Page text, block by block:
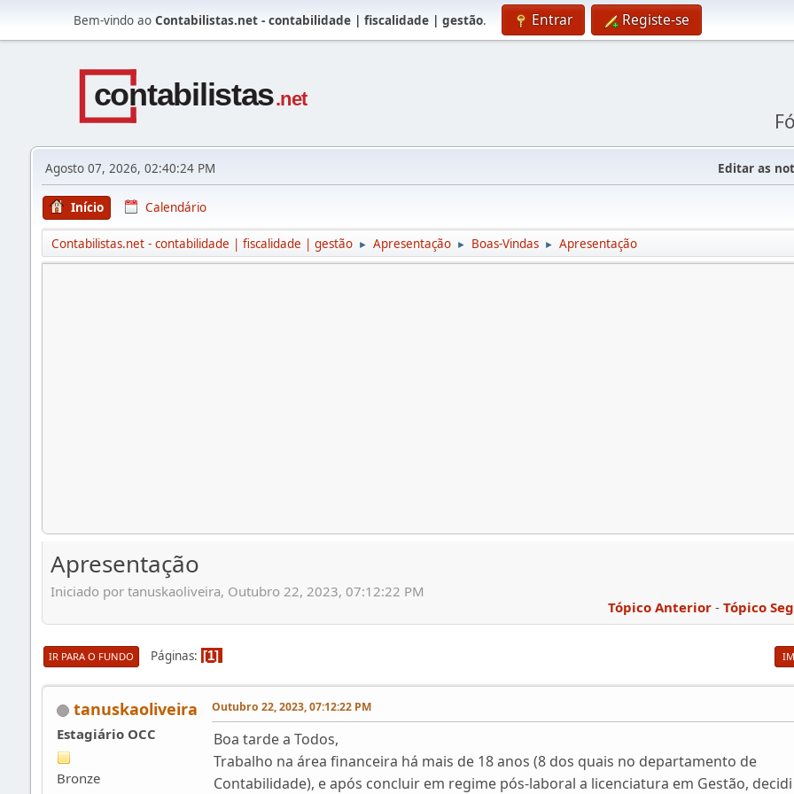
Bem-vindo ao Contabilistas.net - contabilidade | fiscalidade | gestão. Entrar Registe-se
Agosto 07, 2026, 02:40:24 PM Editar as
Início Calendário
Contabilistas.net - contabilidade | fiscalidade | gestão ► Apresentação ► Boas-Vindas ► Apresentação
Apresentação
Iniciado por tanuskaoliveira, Outubro 22, 2023, 07:12:22 PM
Tópico Anterior -Tópico
IR PARA O FUNDO Páginas 1
tanuskaoliveira
Estagiário OCC
Bronze
Outubro 22, 2023, 07:12:22 PM
Boa tarde a Todos,
Trabalho na área financeira há mais de 18 anos (8 dos quais no departamento de
Contabilidade), e após concluir em regime pós-laboral a licenciatura em Gestão, decidi